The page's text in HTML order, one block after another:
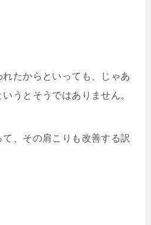
たからといっても、じゃあ
うとそうではありません。
、その肩こりも改善する訳